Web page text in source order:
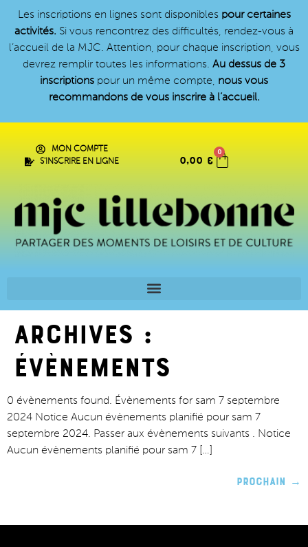
Les inscriptions en lignes sont disponibles pour certaines
activités. Si vous rencontrez des difficultés, rendez-vous à
l’accueil de la MJC. Attention, pour chaque inscription, vous
devrez remplir toutes les informations. Au dessus de 3
inscriptions pour un même compte, nous vous
recommandons de vous inscrire à l’accueil.
MON COMPTE
S'INSCRIRE EN LIGNE
0,00 €
0
Archives :
Évènements
0 évènements found. Évènements for sam 7 septembre
2024 Notice Aucun évènements planifié pour sam 7
septembre 2024. Passer aux évènements suivants . Notice
Aucun évènements planifié pour sam 7 […]
Prochain →